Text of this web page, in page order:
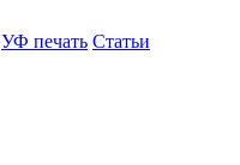
УФ печать Статьи